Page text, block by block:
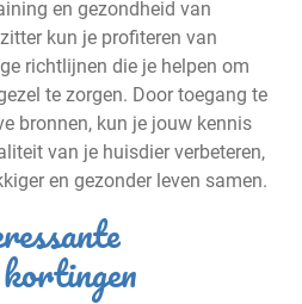
en gezondheid van
kun je profiteren van
richtlijnen die je helpen om
te zorgen. Door toegang te
bronnen, kun je jouw kennis
van je huisdier verbeteren,
en gezonder leven samen.
kortingen